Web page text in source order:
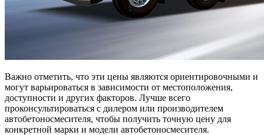
Важно отметить, что эти цены являются ориентировочными и
могут варьироваться в зависимости от местоположения,
доступности и других факторов. Лучше всего
проконсультироваться с дилером или производителем
автобетоносмесителя, чтобы получить точную цену для
конкретной марки и модели автобетоносмесителя.